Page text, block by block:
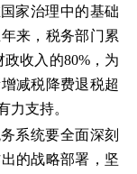
家治理中的基础
来，税务部门累
收入的80%，为
减税降费退税超
力支持。
系统要全面深刻
的战略部署，坚